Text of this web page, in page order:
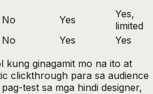
No Yes
Yes,
limited
No Yes
Yes
kung ginagamit mo na ito at
clickthrough para sa audience
test sa mga hindi designer,